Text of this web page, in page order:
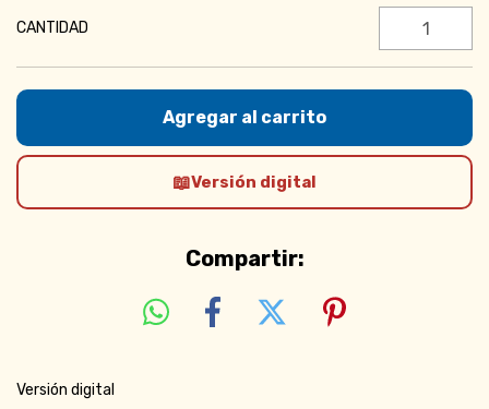
CANTIDAD
Versión digital
Compartir:
Versión digital